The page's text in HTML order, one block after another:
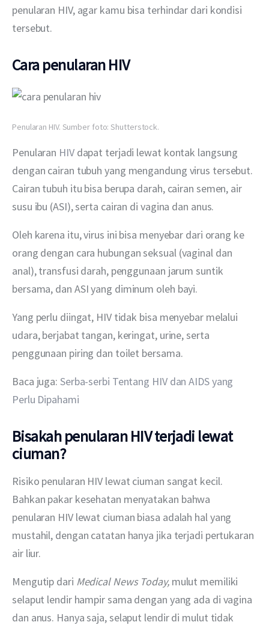
penularan HIV, agar kamu bisa terhindar dari kondisi
tersebut.
Cara penularan HIV
Penularan HIV. Sumber foto: Shutterstock.
Penularan HIV dapat terjadi lewat kontak langsung
dengan cairan tubuh yang mengandung virus tersebut.
Cairan tubuh itu bisa berupa darah, cairan semen, air
susu ibu (ASI), serta cairan di vagina dan anus.
Oleh karena itu, virus ini bisa menyebar dari orang ke
orang dengan cara hubungan seksual (vaginal dan
anal), transfusi darah, penggunaan jarum suntik
bersama, dan ASI yang diminum oleh bayi.
Yang perlu diingat, HIV tidak bisa menyebar melalui
udara, berjabat tangan, keringat, urine, serta
penggunaan piring dan toilet bersama.
Baca juga: Serba-serbi Tentang HIV dan AIDS yang
Perlu Dipahami
Bisakah penularan HIV terjadi lewat
ciuman?
Risiko penularan HIV lewat ciuman sangat kecil.
Bahkan pakar kesehatan menyatakan bahwa
penularan HIV lewat ciuman biasa adalah hal yang
mustahil, dengan catatan hanya jika terjadi pertukaran
air liur.
Mengutip dari Medical News Today, mulut memiliki
selaput lendir hampir sama dengan yang ada di vagina
dan anus. Hanya saja, selaput lendir di mulut tidak